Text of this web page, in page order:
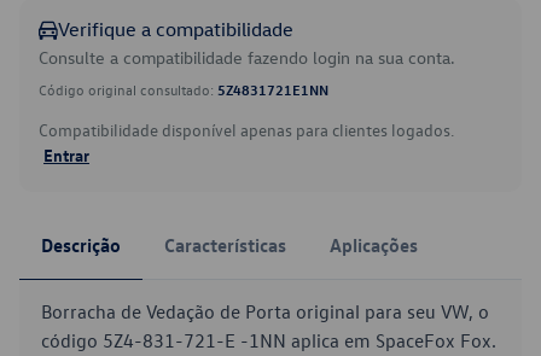
Verifique a compatibilidade
Consulte a compatibilidade fazendo login na sua conta.
Código original consultado: 5Z4831721E1NN
Compatibilidade disponível apenas para clientes logados.
Entrar
Descrição Características Aplicações
Borracha de Vedação de Porta original para seu VW, o
código 5Z4-831-721-E -1NN aplica em SpaceFox Fox.